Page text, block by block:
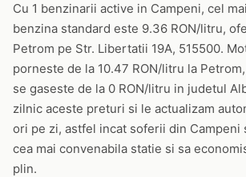
Cu 1 benzinarii active in Campeni, cel
benzina standard este 9.36 RON/litru,
Petrom pe Str. Libertatii 19A, 515500.
porneste de la 10.47 RON/litru la
se gaseste de la 0 RON/litru in judetul
zilnic aceste preturi si le actualizam
ori pe zi, astfel incat soferii din Campeni
cea mai convenabila statie si sa
plin.